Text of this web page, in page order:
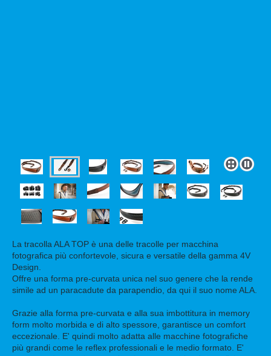
La tracolla ALA TOP è una delle tracolle per macchina
fotografica più confortevole, sicura e versatile della gamma 4V
Design.
Offre una forma pre-curvata unica nel suo genere che la rende
simile ad un paracadute da parapendio, da qui il suo nome ALA.
Grazie alla forma pre-curvata e alla sua imbottitura in memory
form molto morbida e di alto spessore, garantisce un comfort
eccezionale. E' quindi molto adatta alle macchine fotografiche
più grandi come le reflex professionali e le medio formato. E'